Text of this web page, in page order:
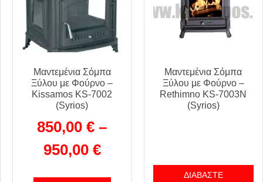
Μαντεμένια Σόμπα
Ξύλου με Φούρνο –
Kissamos KS-7002
(Syrios)
850,00€ –
950,00 €
Μαντεμένια Σόμπα
Ξύλου με Φούρνο –
Rethimno KS-7003N
(Syrios)
ΔΙΑΒΆΣΤΕ